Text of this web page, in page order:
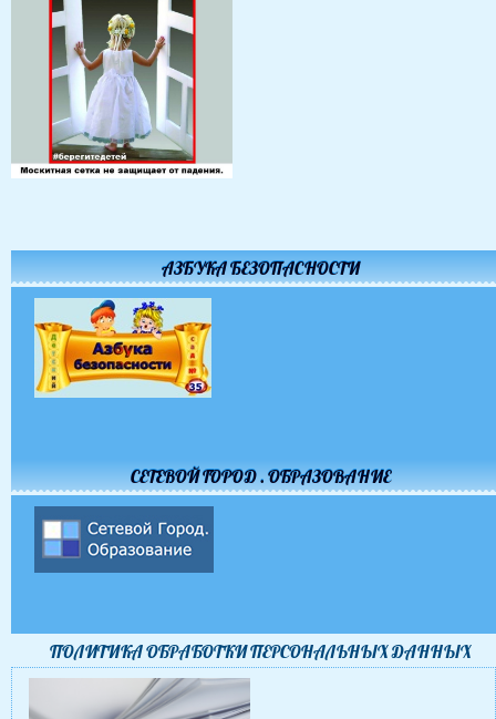
АЗБУКА БЕЗОПАСНОСТИ
СЕТЕВОЙ ГОРОД . ОБРАЗОВАНИЕ
ПОЛИТИКА ОБРАБОТКИ ПЕРСОНАЛЬНЫХ ДАННЫХ